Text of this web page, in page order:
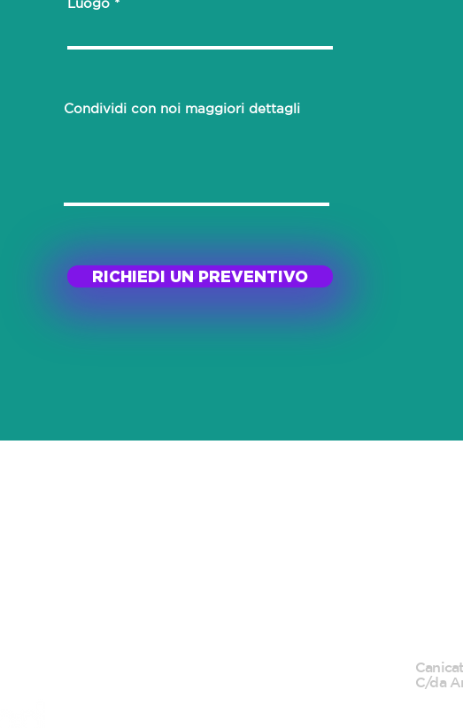
Luogo
Condividi con noi maggiori dettagli
RICHIEDI UN PREVENTIVO
C/da